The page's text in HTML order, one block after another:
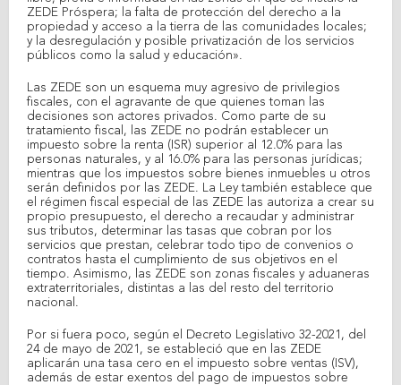
ZEDE Próspera; la falta de protección del derecho a la
propiedad y acceso a la tierra de las comunidades locales;
y la desregulación y posible privatización de los servicios
públicos como la salud y educación».
Las ZEDE son un esquema muy agresivo de privilegios
fiscales, con el agravante de que quienes toman las
decisiones son actores privados. Como parte de su
tratamiento fiscal, las ZEDE no podrán establecer un
impuesto sobre la renta (ISR) superior al 12.0% para las
personas naturales, y al 16.0% para las personas jurídicas;
mientras que los impuestos sobre bienes inmuebles u otros
serán definidos por las ZEDE. La Ley también establece que
el régimen fiscal especial de las ZEDE las autoriza a crear su
propio presupuesto, el derecho a recaudar y administrar
sus tributos, determinar las tasas que cobran por los
servicios que prestan, celebrar todo tipo de convenios o
contratos hasta el cumplimiento de sus objetivos en el
tiempo. Asimismo, las ZEDE son zonas fiscales y aduaneras
extraterritoriales, distintas a las del resto del territorio
nacional.
Por si fuera poco, según el Decreto Legislativo 32-2021, del
24 de mayo de 2021, se estableció que en las ZEDE
aplicarán una tasa cero en el impuesto sobre ventas (ISV),
además de estar exentos del pago de impuestos sobre